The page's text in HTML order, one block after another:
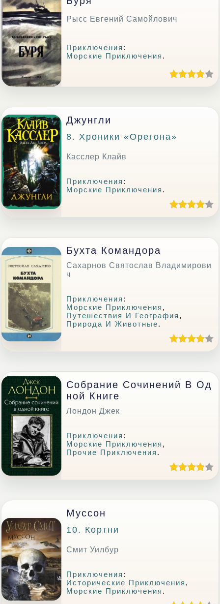
Рысс Евгений Самойлович
Приключения :
Морские Приключения .
Джунгли
8. Хроники «Орегона»
Касслер Клайв
Приключения :
Морские Приключения .
Бухта Командора
Сахарнов Святослав Владимирови
ч
Приключения :
Морские Приключения ,
Путешествия И География ,
Природа И Животные.
Собрание Сочинений В Од
Ной Книге
Лондон Джек
Приключения :
Морские Приключения ,
Прочие Приключения .
Муссон
10. Кортни
Смит Уилбур
Приключения :
Исторические Приключения ,
Морские Приключения .